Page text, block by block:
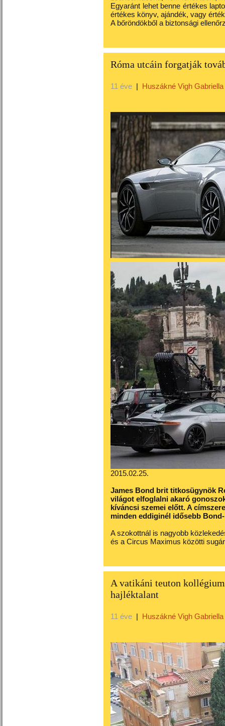
Egyaránt lehet benne értékes
értékes könyv, ajándék, vagy
A bőröndökből a biztonsági
Róma utcáin forgatják
11 éve | Huszákné Vigh Gabriella
2015.02.25.
James Bond brit titkosügynök
világot elfoglalni akaró
kíváncsi szemei előtt. A
minden eddiginél idősebb
A szokottnál is nagyobb
és a Circus Maximus közötti
A vatikáni teuton
hajléktalant
11 éve | Huszákné Vigh Gabriella